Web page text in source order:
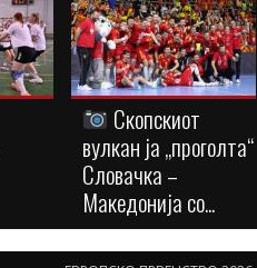
Скопскиот
вулкан ја „проголта“
Словачка –
Македонија со...